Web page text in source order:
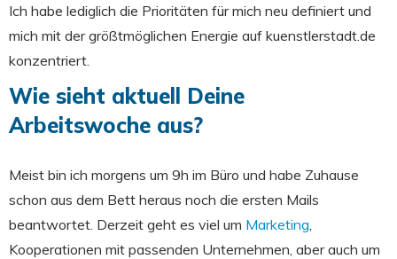
Ich habe lediglich die Prioritäten für mich neu definiert und
mich mit der größtmöglichen Energie auf kuenstlerstadt.de
konzentriert.
Wie sieht aktuell Deine
Arbeitswoche aus?
Meist bin ich morgens um 9h im Büro und habe Zuhause
schon aus dem Bett heraus noch die ersten Mails
beantwortet. Derzeit geht es viel um Marketing
Kooperationen mit passenden Unternehmen, aber auch um